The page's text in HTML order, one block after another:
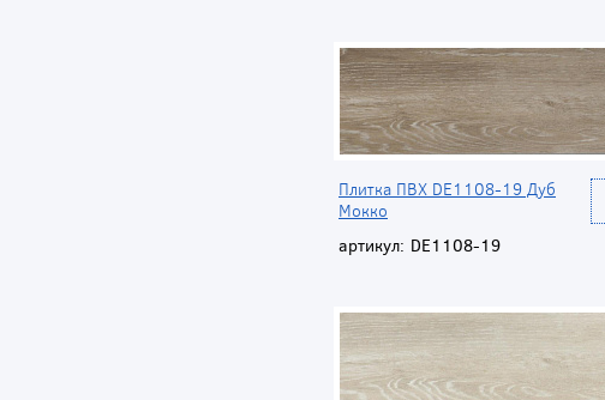
Плитка ПВХ DE1108-19 Дуб
Мокко
артикул: DE1108-19